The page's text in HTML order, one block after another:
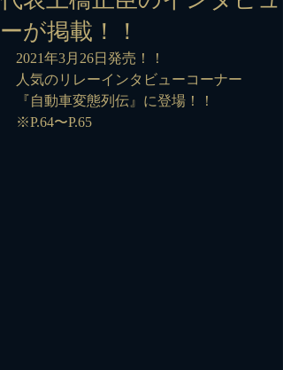
ーが掲載！！
2021年3月26日発売！！
人気のリレーインタビューコーナー
『自動車変態列伝』に登場！！
※P.64〜P.65